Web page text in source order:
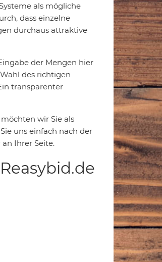
als mögliche
dass einzelne
durchaus attraktive
der Mengen hier
des richtigen
transparenter
wir Sie als
uns einfach nach der
Ihrer Seite.